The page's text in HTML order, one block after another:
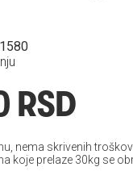
RSD
nema skrivenih
koje prelaze 30kg se